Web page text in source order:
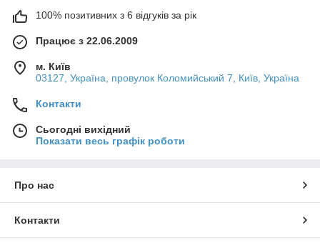
100% позитивних з 6 відгуків за рік
Працює з 22.06.2009
м. Київ
03127, Україна, провулок Коломийський 7, Київ, Україна
Контакти
Сьогодні вихідний
Показати весь графік роботи
Про нас
Контакти